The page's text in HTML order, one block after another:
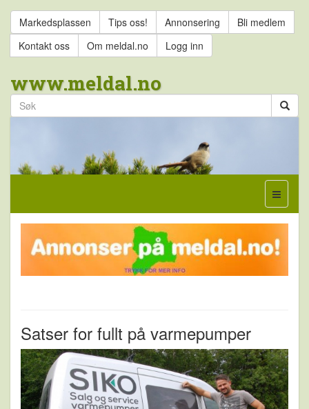
Markedsplassen Tips oss! Annonsering
Bli medlem
Kontakt oss
Om meldal.no Logg inn
www.meldal.no
Satser for fullt på varmepumper